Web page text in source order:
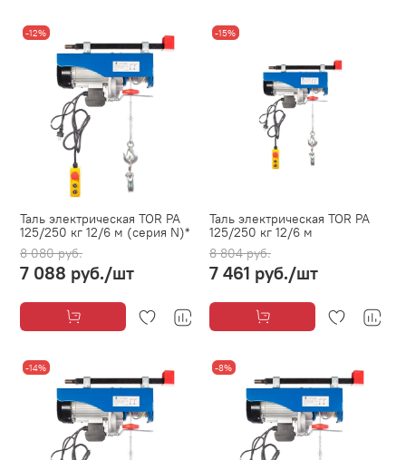
-12%
Таль электрическая TOR PA
125/250 кг 12/6 м (серия N)*
8 080 руб.
7 088 руб./шт
-15%
Таль электрическая TOR PA
125/250 кг 12/6 м
8 804 руб.
7 461 руб./шт
-14% -8%